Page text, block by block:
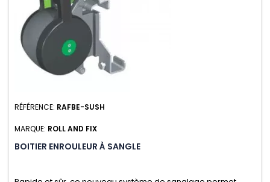
RÉFÉRENCE: RAFBE-SUSH
MARQUE: ROLL AND FIX
BOITIER ENROULEUR À SANGLE